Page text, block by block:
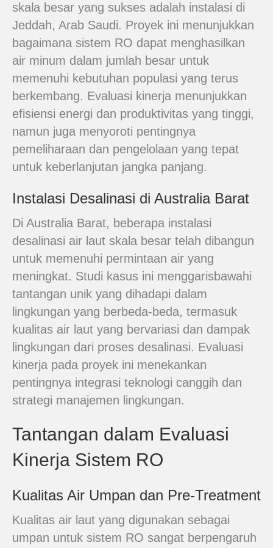
skala besar yang sukses adalah instalasi di
Jeddah, Arab Saudi. Proyek ini menunjukkan
bagaimana sistem RO dapat menghasilkan
air minum dalam jumlah besar untuk
memenuhi kebutuhan populasi yang terus
berkembang. Evaluasi kinerja menunjukkan
efisiensi energi dan produktivitas yang tinggi,
namun juga menyoroti pentingnya
pemeliharaan dan pengelolaan yang tepat
untuk keberlanjutan jangka panjang.
Instalasi Desalinasi di Australia Barat
Di Australia Barat, beberapa instalasi
desalinasi air laut skala besar telah dibangun
untuk memenuhi permintaan air yang
meningkat. Studi kasus ini menggarisbawahi
tantangan unik yang dihadapi dalam
lingkungan yang berbeda-beda, termasuk
kualitas air laut yang bervariasi dan dampak
lingkungan dari proses desalinasi. Evaluasi
kinerja pada proyek ini menekankan
pentingnya integrasi teknologi canggih dan
strategi manajemen lingkungan.
Tantangan dalam Evaluasi
Kinerja Sistem RO
Kualitas Air Umpan dan Pre-Treatment
Kualitas air laut yang digunakan sebagai
umpan untuk sistem RO sangat berpengaruh